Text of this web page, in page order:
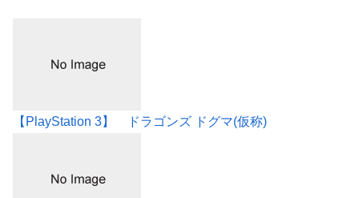
【PlayStation 3】 ドラゴンズ ドグマ(仮称)